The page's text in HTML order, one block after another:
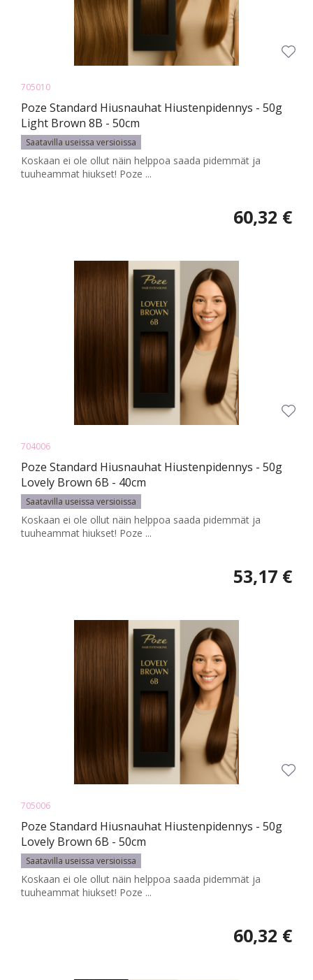
705010
Poze Standard Hiusnauhat Hiustenpidennys - 50g
Light Brown 8B - 50cm
Saatavilla useissa versioissa
Koskaan ei ole ollut näin helppoa saada pidemmät ja
tuuheammat hiukset! Poze ...
60,32 €
704006
Poze Standard Hiusnauhat Hiustenpidennys - 50g
Lovely Brown 6B - 40cm
Saatavilla useissa versioissa
Koskaan ei ole ollut näin helppoa saada pidemmät ja
tuuheammat hiukset! Poze ...
53,17 €
705006
Poze Standard Hiusnauhat Hiustenpidennys - 50g
Lovely Brown 6B - 50cm
Saatavilla useissa versioissa
Koskaan ei ole ollut näin helppoa saada pidemmät ja
tuuheammat hiukset! Poze ...
60,32 €